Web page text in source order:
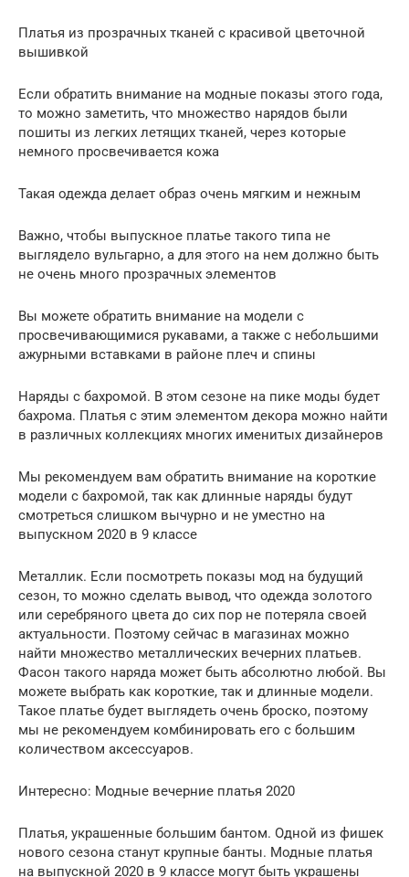
Платья из прозрачных тканей с красивой цветочной
вышивкой
Если обратить внимание на модные показы этого года,
то можно заметить, что множество нарядов были
пошиты из легких летящих тканей, через которые
немного просвечивается кожа
Такая одежда делает образ очень мягким и нежным
Важно, чтобы выпускное платье такого типа не
выглядело вульгарно, а для этого на нем должно быть
не очень много прозрачных элементов
Вы можете обратить внимание на модели с
просвечивающимися рукавами, а также с небольшими
ажурными вставками в районе плеч и спины
Наряды с бахромой. В этом сезоне на пике моды будет
бахрома. Платья с этим элементом декора можно найти
в различных коллекциях многих именитых дизайнеров
Мы рекомендуем вам обратить внимание на короткие
модели с бахромой, так как длинные наряды будут
смотреться слишком вычурно и не уместно на
выпускном 2020 в 9 классе
Металлик. Если посмотреть показы мод на будущий
сезон, то можно сделать вывод, что одежда золотого
или серебряного цвета до сих пор не потеряла своей
актуальности. Поэтому сейчас в магазинах можно
найти множество металлических вечерних платьев.
Фасон такого наряда может быть абсолютно любой. Вы
можете выбрать как короткие, так и длинные модели.
Такое платье будет выглядеть очень броско, поэтому
мы не рекомендуем комбинировать его с большим
количеством аксессуаров.
Интересно: Модные вечерние платья 2020
Платья, украшенные большим бантом. Одной из фишек
нового сезона станут крупные банты. Модные платья
на выпускной 2020 в 9 классе могут быть украшены